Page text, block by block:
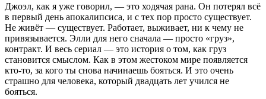
Джоэл, как я уже говорил, — это ходячая рана. Он потерял всё
в первый день апокалипсиса, и с тех пор просто существует.
Не живёт — существует. Работает, выживает, ни к чему не
привязывается. Элли для него сначала — просто «груз»,
контракт. И весь сериал — это история о том, как груз
становится смыслом. Как в этом жестоком мире появляется
кто-то, за кого ты снова начинаешь бояться. И это очень
страшно для человека, который двадцать лет учился не
бояться.